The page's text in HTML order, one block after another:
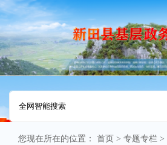
您现在所在的位置： 首页 > 专题专栏 >